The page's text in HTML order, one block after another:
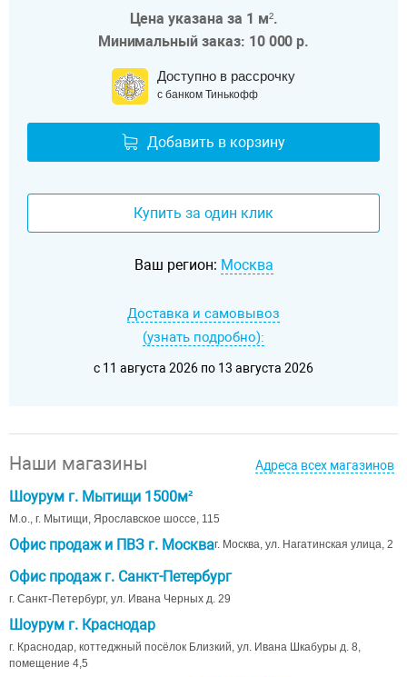
Цена указана за 1 м².
Минимальный заказ: 10 000 р.
Доступно в рассрочку
с банком Тинькофф
Добавить в корзину
Купить за один клик
Ваш регион: Москва
Доставка и самовывоз
(узнать подробно):
c 11 августа 2026 по 13 августа 2026
Наши магазины Адреса всех магазинов
Шоурум г. Мытищи 1500м²
М.о., г. Мытищи, Ярославское шоссе, 115
Офис продаж и ПВЗ г. Москваг. Москва, ул. Нагатинская улица, 2
Офис продаж г. Санкт-Петербург
г. Санкт-Петербург, ул. Ивана Черных д. 29
Шоурум г. Краснодар
г. Краснодар, коттеджный посёлок Близкий, ул. Ивана Шкабуры д. 8,
помещение 4,5